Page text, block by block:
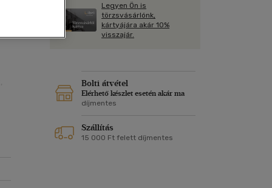
Kártya
Képeslap
Naptár
Legyen Ön is
törzsvásárlónk,
kártyájára akár 10%
visszajár.
Bolti átvétel
Elérhető készlet esetén akár ma
díjmentes
Szállítás
15 000 Ft felett díjmentes